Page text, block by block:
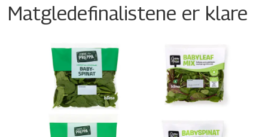
Matgledefinalistene er klare